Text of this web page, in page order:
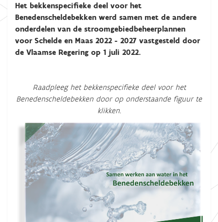
Het bekkenspecifieke deel voor het
Benedenscheldebekken werd samen met de andere
onderdelen van de stroomgebiedbeheerplannen
voor Schelde en Maas 2022 - 2027 vastgesteld door
de Vlaamse Regering op 1 juli 2022.
Raadpleeg het bekkenspecifieke deel voor het
Benedenscheldebekken door op onderstaande figuur te
klikken.